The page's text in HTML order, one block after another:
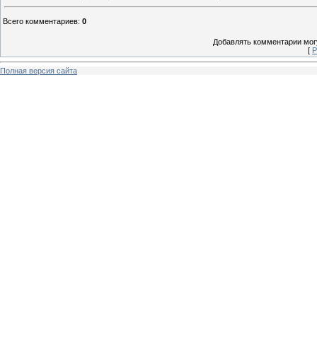
Всего комментариев: 0
Добавлять комментарии
[
Полная версия сайта